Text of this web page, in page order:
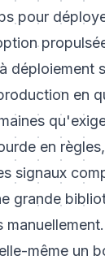
pour
déploiement
en
en
signaux
grande
même un